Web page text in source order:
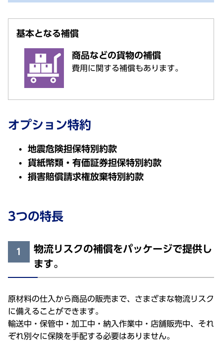
基本となる補償
商品などの貨物の補償
費用に関する補償もあります。
オプション特約
地震危険担保特別約款
貨紙幣類・有価証券担保特別約款
損害賠償請求権放棄特別約款
3つの特長
1
物流リスクの補償をパッケージで提供し
ます。
原材料の仕入から商品の販売まで、さまざまな物流リスク
に備えることができます。
輸送中・保管中・加工中・納入作業中・店舗販売中、それ
ぞれ別々に保険を手配する必要はありません。